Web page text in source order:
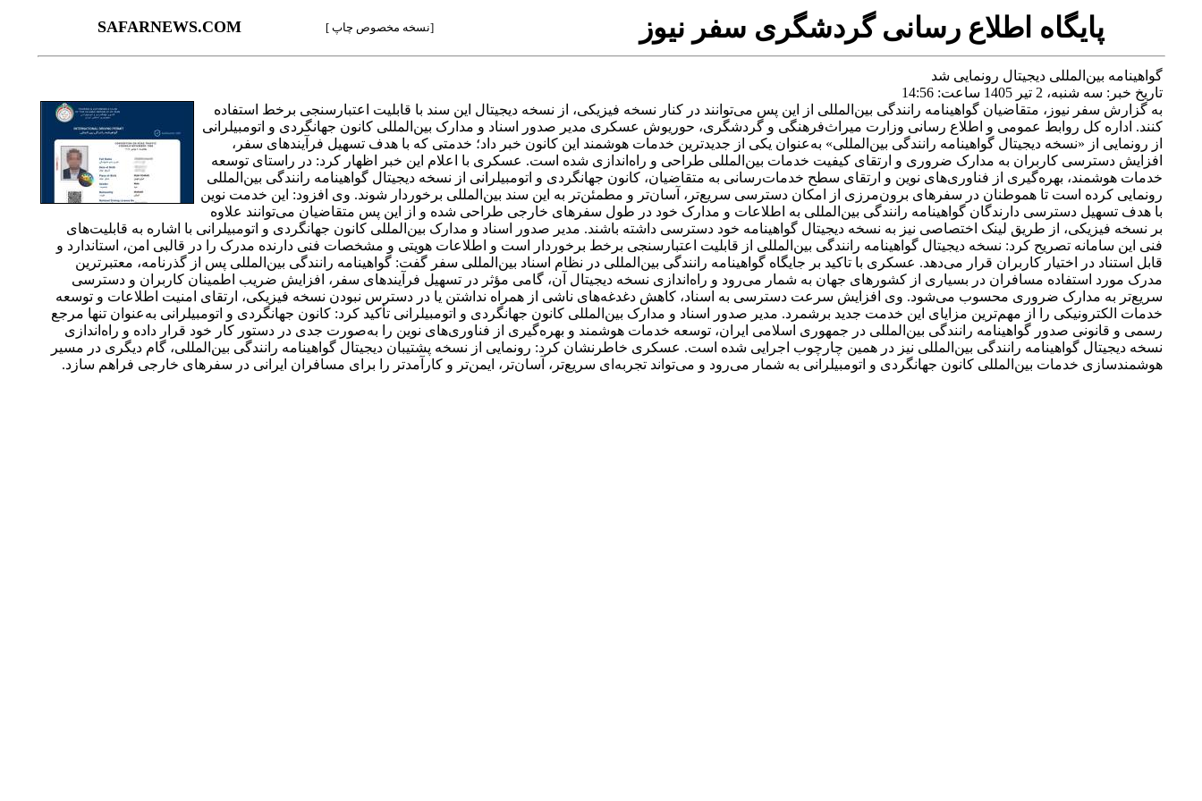
پايگاه اطلاع رسانی گردشگری سفر نيوز [نسخه مخصوص چاپ ] SAFARNEWS.COM
گواهینامه بین‌المللی دیجیتال رونمایی شد
تاريخ خبر: سه شنبه، 2 تير 1405 ساعت: 14:56
به گزارش سفر نیوز، متقاضیان گواهینامه رانندگی بین‌المللی از این پس می‌توانند در کنار نسخه فیزیکی، از نسخه دیجیتال این سند با قابلیت اعتبارسنجی برخط استفاده
کنند. اداره کل روابط عمومی و اطلاع رسانی وزارت میراث‌فرهنگی و گردشگری، حوریوش عسکری مدیر صدور اسناد و مدارک بین‌المللی کانون جهانگردی و اتومبیلرانی
از رونمایی از «نسخه دیجیتال گواهینامه رانندگی بین‌المللی» به‌عنوان یکی از جدیدترین خدمات هوشمند این کانون خبر داد؛ خدمتی که با هدف تسهیل فرآیندهای سفر،
افزایش دسترسی کاربران به مدارک ضروری و ارتقای کیفیت خدمات بین‌المللی طراحی و راه‌اندازی شده است. عسکری با اعلام این خبر اظهار کرد: در راستای توسعه
خدمات هوشمند، بهره‌گیری از فناوری‌های نوین و ارتقای سطح خدمات‌رسانی به متقاضیان، کانون جهانگردی و اتومبیلرانی از نسخه دیجیتال گواهینامه رانندگی بین‌المللی
رونمایی کرده است تا هموطنان در سفرهای برون‌مرزی از امکان دسترسی سریع‌تر، آسان‌تر و مطمئن‌تر به این سند بین‌المللی برخوردار شوند. وی افزود: این خدمت نوین
با هدف تسهیل دسترسی دارندگان گواهینامه رانندگی بین‌المللی به اطلاعات و مدارک خود در طول سفرهای خارجی طراحی شده و از این پس متقاضیان می‌توانند علاوه
بر نسخه فیزیکی، از طریق لینک اختصاصی نیز به نسخه دیجیتال گواهینامه خود دسترسی داشته باشند. مدیر صدور اسناد و مدارک بین‌المللی کانون جهانگردی و اتومبیلرانی با اشاره به قابلیت‌های
فنی این سامانه تصریح کرد: نسخه دیجیتال گواهینامه رانندگی بین‌المللی از قابلیت اعتبارسنجی برخط برخوردار است و اطلاعات هویتی و مشخصات فنی دارنده مدرک را در قالبی امن، استاندارد و
قابل استناد در اختیار کاربران قرار می‌دهد. عسکری با تاکید بر جایگاه گواهینامه رانندگی بین‌المللی در نظام اسناد بین‌المللی سفر گفت: گواهینامه رانندگی بین‌المللی پس از گذرنامه، معتبرترین
مدرک مورد استفاده مسافران در بسیاری از کشورهای جهان به شمار می‌رود و راه‌اندازی نسخه دیجیتال آن، گامی مؤثر در تسهیل فرآیندهای سفر، افزایش ضریب اطمینان کاربران و دسترسی
سریع‌تر به مدارک ضروری محسوب می‌شود. وی افزایش سرعت دسترسی به اسناد، کاهش دغدغه‌های ناشی از همراه نداشتن یا در دسترس نبودن نسخه فیزیکی، ارتقای امنیت اطلاعات و توسعه
خدمات الکترونیکی را از مهم‌ترین مزایای این خدمت جدید برشمرد. مدیر صدور اسناد و مدارک بین‌المللی کانون جهانگردی و اتومبیلرانی تأکید کرد: کانون جهانگردی و اتومبیلرانی به‌عنوان تنها مرجع
رسمی و قانونی صدور گواهینامه رانندگی بین‌المللی در جمهوری اسلامی ایران، توسعه خدمات هوشمند و بهره‌گیری از فناوری‌های نوین را به‌صورت جدی در دستور کار خود قرار داده و راه‌اندازی
نسخه دیجیتال گواهینامه رانندگی بین‌المللی نیز در همین چارچوب اجرایی شده است. عسکری خاطرنشان کرد: رونمایی از نسخه پشتیبان دیجیتال گواهینامه رانندگی بین‌المللی، گام دیگری در مسیر
هوشمندسازی خدمات بین‌المللی کانون جهانگردی و اتومبیلرانی به شمار می‌رود و می‌تواند تجربه‌ای سریع‌تر، آسان‌تر، ایمن‌تر و کارآمدتر را برای مسافران ایرانی در سفرهای خارجی فراهم سازد.